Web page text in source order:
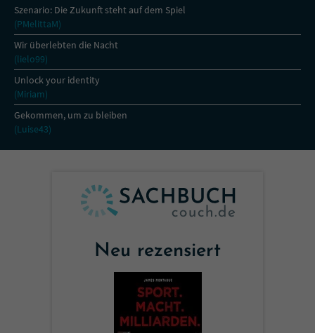
Szenario: Die Zukunft steht auf dem Spiel
(PMelittaM)
Wir überlebten die Nacht
(lielo99)
Unlock your identity
(Miriam)
Gekommen, um zu bleiben
(Luise43)
Neu rezensiert